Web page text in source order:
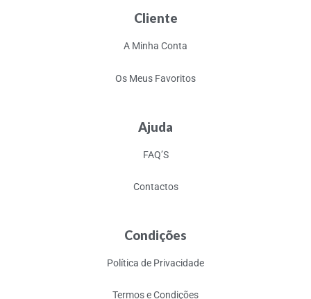
Cliente
A Minha Conta
Os Meus Favoritos
Ajuda
FAQ’S
Contactos
Condições
Política de Privacidade
Termos e Condições